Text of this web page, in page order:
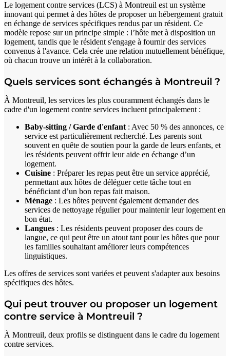
Le logement contre services (LCS) à Montreuil est un système
innovant qui permet à des hôtes de proposer un hébergement gratuit
en échange de services spécifiques rendus par un résident. Ce
modèle repose sur un principe simple : l’hôte met à disposition un
logement, tandis que le résident s'engage à fournir des services
convenus à l'avance. Cela crée une relation mutuellement bénéfique,
où chacun trouve un intérêt à la collaboration.
Quels services sont échangés à Montreuil ?
À Montreuil, les services les plus couramment échangés dans le
cadre d'un logement contre services incluent principalement :
Baby-sitting / Garde d'enfant: Avec 50 % des annonces, ce
service est particulièrement recherché. Les parents sont
souvent en quête de soutien pour la garde de leurs enfants, et
les résidents peuvent offrir leur aide en échange d’un
logement.
Cuisine : Préparer les repas peut être un service apprécié,
permettant aux hôtes de déléguer cette tâche tout en
bénéficiant d’un bon repas fait maison.
Ménage : Les hôtes peuvent également demander des
services de nettoyage régulier pour maintenir leur logement en
bon état.
Langues : Les résidents peuvent proposer des cours de
langue, ce qui peut être un atout tant pour les hôtes que pour
les familles souhaitant améliorer leurs compétences
linguistiques.
Les offres de services sont variées et peuvent s'adapter aux besoins
spécifiques des hôtes.
Qui peut trouver ou proposer un logement
contre service à Montreuil ?
À Montreuil, deux profils se distinguent dans le cadre du logement
contre services.